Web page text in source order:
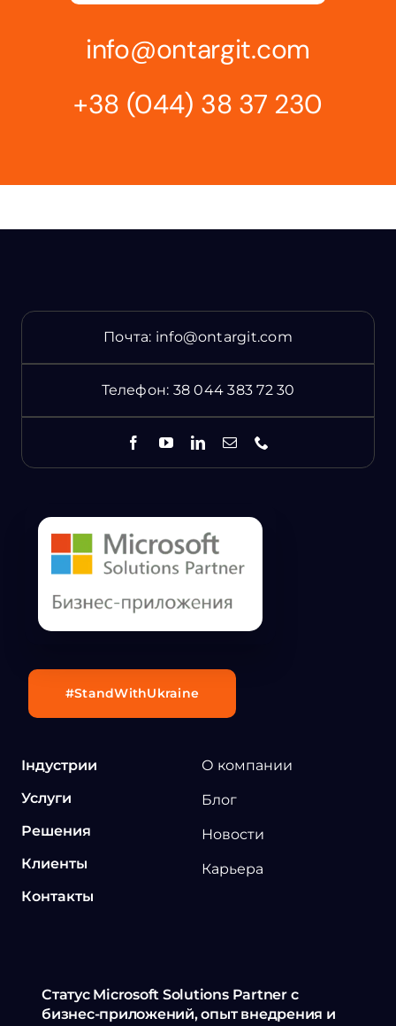
info@ontargit.com
+38 (044) 38 37 230
Почта: info@ontargit.com
Телефон: 38 044 383 72 30
Індустрии
Услуги
Решения
Клиенты
Контакты
О компании
Блог
Новости
Карьера
Статус Microsoft Solutions Partner с
бизнес-приложений, опыт внедрения и
#StandWithUkraine